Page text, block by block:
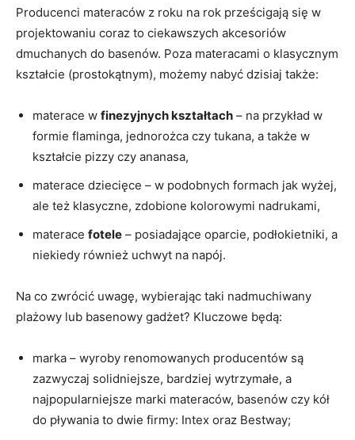
Producenci materaców z roku na rok prześcigają się w
projektowaniu coraz to ciekawszych akcesoriów
dmuchanych do basenów. Poza materacami o klasycznym
kształcie (prostokątnym), możemy nabyć dzisiaj także:
materace w finezyjnych kształtach – na przykład w
formie flaminga, jednorożca czy tukana, a także w
kształcie pizzy czy ananasa,
materace dziecięce – w podobnych formach jak wyżej,
ale też klasyczne, zdobione kolorowymi nadrukami,
materace fotele – posiadające oparcie, podłokietniki, a
niekiedy również uchwyt na napój.
Na co zwrócić uwagę, wybierając taki nadmuchiwany
plażowy lub basenowy gadżet? Kluczowe będą:
marka – wyroby renomowanych producentów są
zazwyczaj solidniejsze, bardziej wytrzymałe, a
najpopularniejsze marki materaców, basenów czy kół
do pływania to dwie firmy: Intex oraz Bestway;